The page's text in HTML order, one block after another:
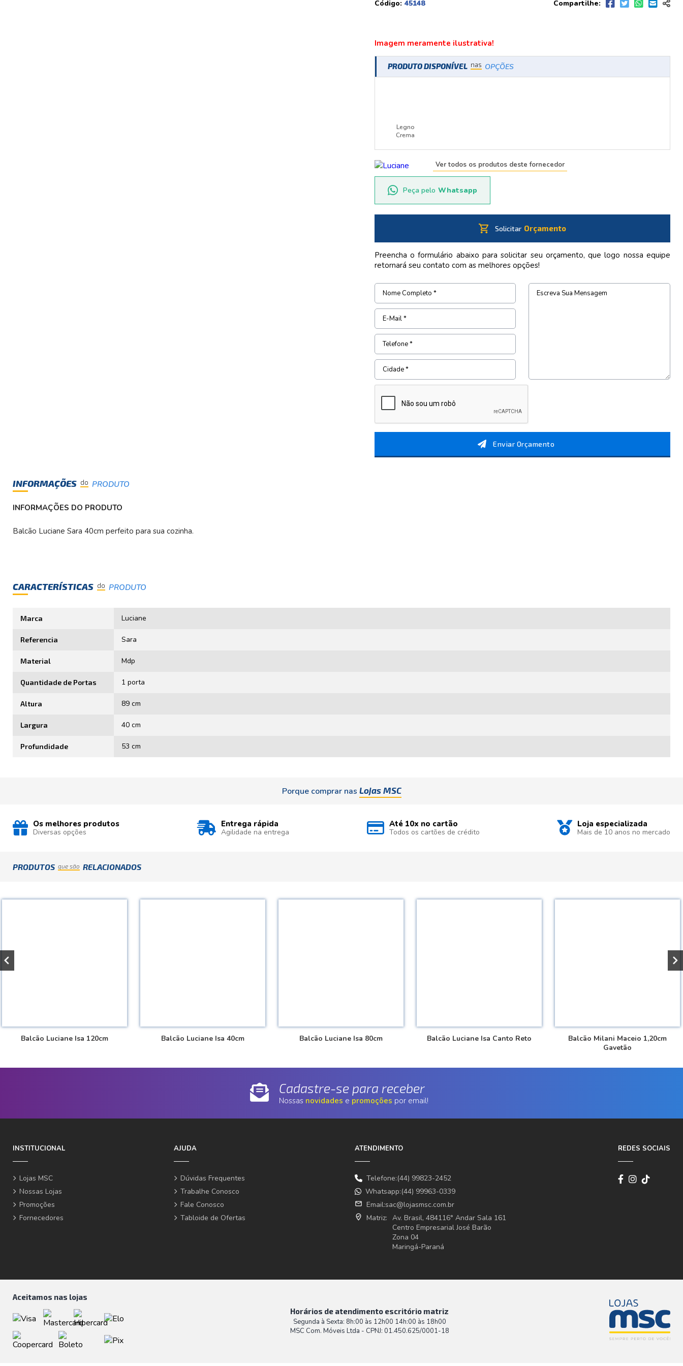
Código: 45148 Compartilhe:
Imagem meramente ilustrativa!
PRODUTO DISPONÍVEL nas OPÇÕES
Legno
Crema
Ver todos os produtos deste fornecedor
Peça pelo Whatsapp
shopping_cart Solicitar Orçamento
Preencha o formulário abaixo para solicitar seu orçamento, que logo nossa equipe
retornará seu contato com as melhores opções!
Enviar Orçamento
INFORMAÇÕES do PRODUTO
INFORMAÇÕES DO PRODUTO
Balcão Luciane Sara 40cm perfeito para sua cozinha.
CARACTERÍSTICAS do PRODUTO
Marca Luciane
Referencia Sara
Material Mdp
Quantidade de Portas 1 porta
Altura 89 cm
Largura 40 cm
Profundidade 53 cm
Porque comprar nas Lojas MSC
Os melhores produtos
Diversas opções
Entrega rápida
Agilidade na entrega
Até 10x no cartão
Todos os cartões de crédito
Loja especializada
Mais de 10 anos no mercado
PRODUTOS que são RELACIONADOS
Balcão Luciane Isa 120cm Balcão Luciane Isa 40cm Balcão Luciane Isa 80cm Balcão Luciane Isa Canto Reto
Balcão Milani Maceio 1,20cm
Gavetão
Cadastre-se para receber
Nossas novidades e promoções por email!
INSTITUCIONAL
Lojas MSC
Nossas Lojas
Promoções
Fornecedores
AJUDA
Dúvidas Frequentes
Trabalhe Conosco
Fale Conosco
Tabloide de Ofertas
ATENDIMENTO
Telefone:(44) 99823-2452
Whatsapp:(44) 99963-0339
email Email:sac@lojasmsc.com.br
where_to_vote Matriz: Av. Brasil, 484116° Andar Sala 161
Centro Empresarial José Barão
Zona 04
Maringá-Paraná
REDES SOCIAIS
Aceitamos nas lojas
Horários de atendimento escritório matriz
Segunda à Sexta: 8h:00 às 12h00 14h:00 às 18h00
MSC Com. Móveis Ltda - CPNJ: 01.450.625/0001-18